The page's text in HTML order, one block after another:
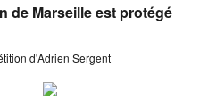
de Marseille est protégé
d'Adrien Sergent